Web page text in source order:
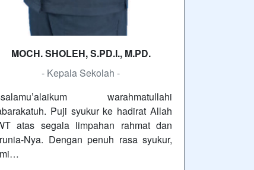
MOCH. SHOLEH, S.PD.I., M.PD.
- Kepala Sekolah -
warahmatullahi
Puji syukur ke hadirat Allah
atas segala limpahan rahmat dan
Nya. Dengan penuh rasa syukur,